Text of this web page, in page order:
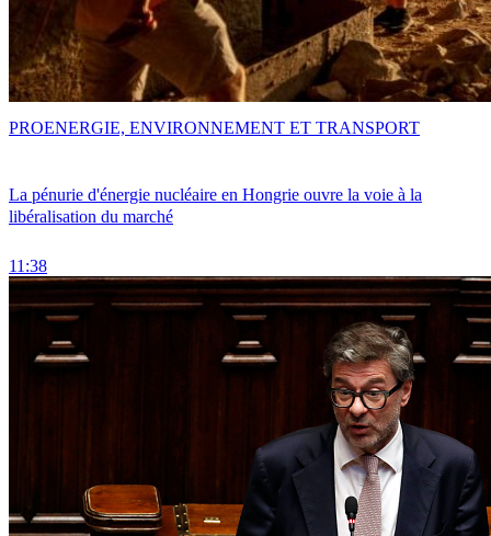
La pénurie d'énergie nucléaire en Hongrie ouvre la voie à la
libéralisation du marché
11:38
PROENERGIE, ENVIRONNEMENT ET TRANSPORT